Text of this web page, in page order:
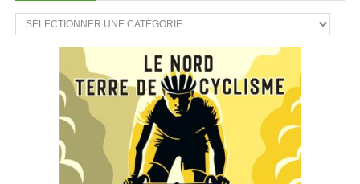
CATÉGORIES